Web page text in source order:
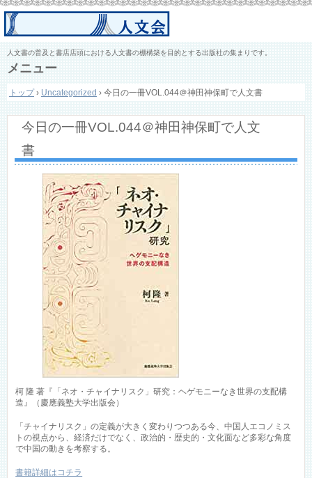
人文書の普及と書店店頭における人文書の棚構築を目的とする出版社の集まりです。
メニュー
ン
ン
キ
トップ › Uncategorized › 今日の一冊VOL.044＠神田神保町で人文書
今日の一冊VOL.044＠神田神保町で人文
書
柯 隆 著『「ネオ・チャイナリスク」研究：ヘゲモニーなき世界の支配構
造』（慶應義塾大学出版会）
「チャイナリスク」の定義が大きく変わりつつある今、中国人エコノミス
トの視点から、経済だけでなく、政治的・歴史的・文化面など多彩な角度
で中国の動きを考察する。
書籍詳細はコチラ